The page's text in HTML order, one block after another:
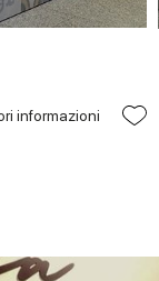
informazioni